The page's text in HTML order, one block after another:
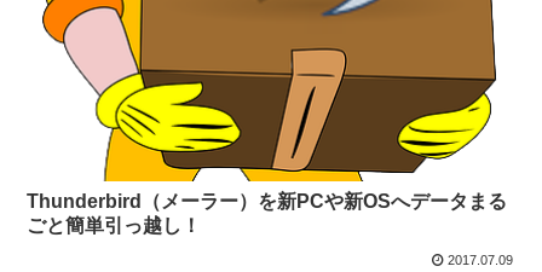
Thunderbird（メーラー）を新PCや新OSへデータまる
ごと簡単引っ越し！
2017.07.09